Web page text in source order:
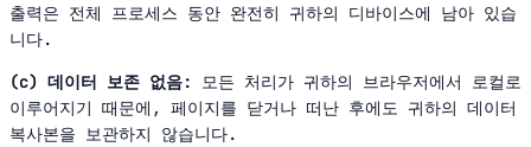
출력은 전체 프로세스 동안 완전히 귀하의 디바이스에 남아 있습
니다.
(c) 데이터 보존 없음:
모든 처리가 귀하의 브라우저에서 로컬로
이루어지기 때문에, 페이지를 닫거나 떠난 후에도 귀하의 데이터
복사본을 보관하지 않습니다.